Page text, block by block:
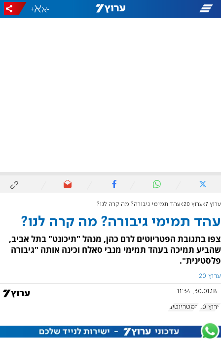
-
+
ערוץ 7 ערוץ 20 עהד תמימי גיבורה? מה קרה לנו?
עהד תמימי גיבורה? מה קרה לנו?
צפו בתגובת הפטריוטים לרם כהן, מנהל "תיכונט" בתל אביב,
שהביע תמיכה בעהד תמימי מנבי סאלח וכינה אותה "גיבורה
פלסטינית".
ערוץ 20
30.01.18, 11:34
ערוץ 20 הפטריוטים